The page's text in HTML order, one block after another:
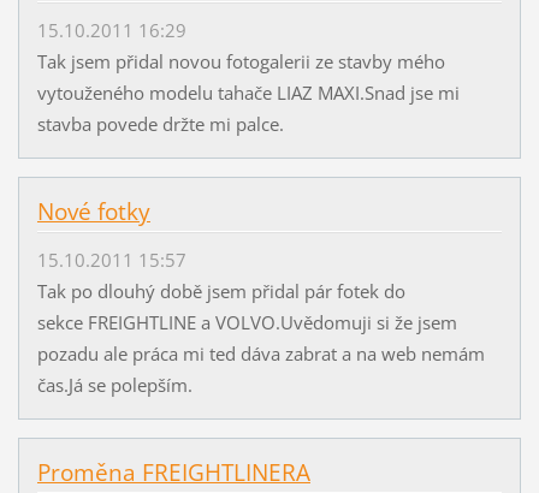
15.10.2011 16:29
Tak jsem přidal novou fotogalerii ze stavby mého
vytouženého modelu tahače LIAZ MAXI.Snad jse mi
stavba povede držte mi palce.
Nové fotky
15.10.2011 15:57
Tak po dlouhý době jsem přidal pár fotek do
sekce FREIGHTLINE a VOLVO.Uvědomuji si že jsem
pozadu ale práca mi ted dáva zabrat a na web nemám
čas.Já se polepším.
Proměna FREIGHTLINERA